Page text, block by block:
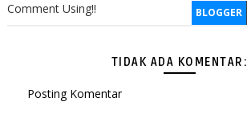
BLOGGER
Comment Using!!
TIDAK ADA KOMENTAR:
Posting Komentar